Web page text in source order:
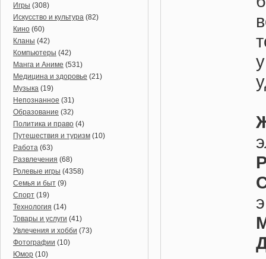
Игры (308)
Искусство и культура (82)
Кино (60)
Кланы (42)
Компьютеры (42)
Манга и Аниме (531)
Медицина и здоровье (21)
Музыка (19)
Непознанное (31)
Образование (32)
Политика и право (4)
Путешествия и туризм (10)
Работа (63)
Развлечения (68)
Ролевые игры (4358)
Семья и быт (9)
Спорт (19)
Технология (14)
Товары и услуги (41)
Увлечения и хобби (73)
Фотографии (10)
Юмор (10)